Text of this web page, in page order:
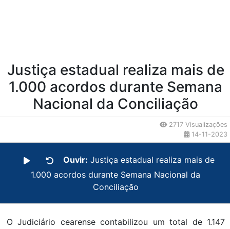
Justiça estadual realiza mais de
1.000 acordos durante Semana
Nacional da Conciliação
2717 Visualizações
14-11-2023
Ouvir: Justiça estadual realiza mais de
1.000 acordos durante Semana Nacional da
Conciliação
O Judiciário cearense contabilizou um total de 1.147